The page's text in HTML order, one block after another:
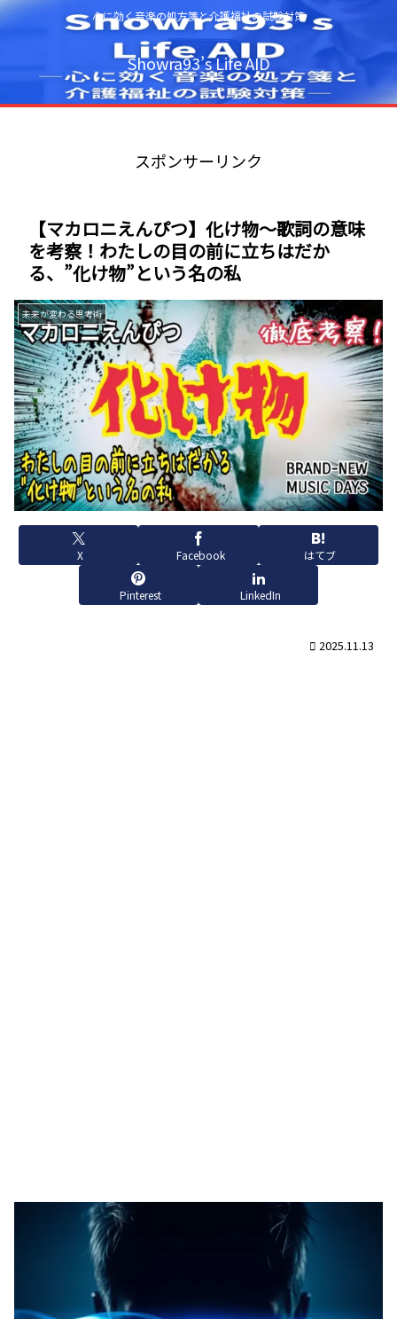
心に効く音楽の処方箋と介護福祉の試験対策
Showra93’s Life AID
スポンサーリンク
【マカロニえんぴつ】化け物～歌詞の意味
を考察！わたしの目の前に立ちはだか
る、”化け物”という名の私
未来が変わる思考術
X Facebook はてブ
Pinterest LinkedIn
2025.11.13